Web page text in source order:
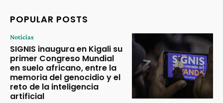
POPULAR POSTS
Noticias
SIGNIS inaugura en Kigali su
primer Congreso Mundial
en suelo africano, entre la
memoria del genocidio y el
reto de la inteligencia
artificial